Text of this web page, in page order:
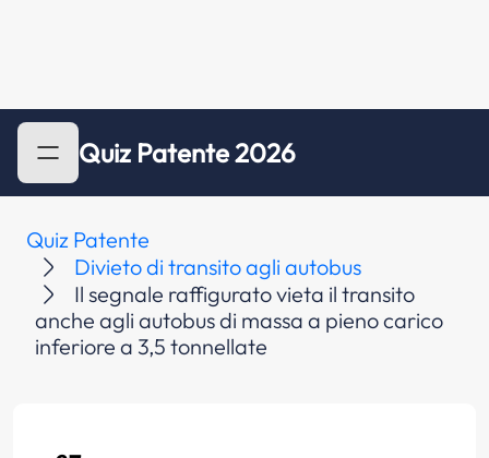
Quiz Patente 2026
Quiz Patente
Divieto di transito agli autobus
Il segnale raffigurato vieta il transito
anche agli autobus di massa a pieno carico
inferiore a 3,5 tonnellate